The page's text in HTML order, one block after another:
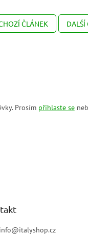
ČLÁNEK DALŠÍ
Prosím přihlaste se
info@italyshop.cz